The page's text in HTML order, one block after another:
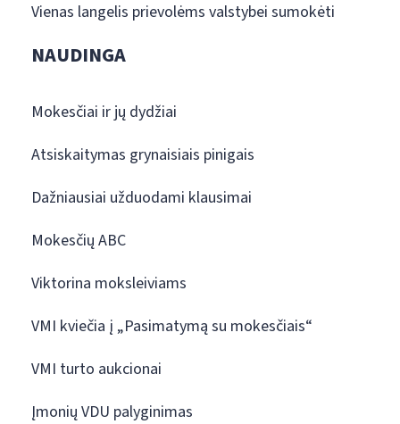
Vienas langelis prievolėms valstybei sumokėti
NAUDINGA
Mokesčiai ir jų dydžiai
Atsiskaitymas grynaisiais pinigais
Dažniausiai užduodami klausimai
Mokesčių ABC
Viktorina moksleiviams
VMI kviečia į „Pasimatymą su mokesčiais“
VMI turto aukcionai
Įmonių VDU palyginimas